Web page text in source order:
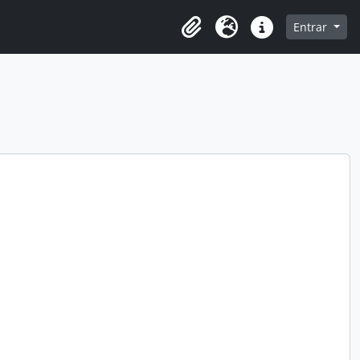
Área de transferência
Idioma Ligações rápidas
Entrar